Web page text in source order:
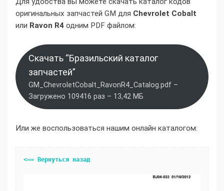
оригинальных запчастей GM для Chevrolet Cobalt
или Ravon R4 одним PDF файлом:
Скачать “Бразильский каталог
запчастей”
GM_ChevroletCobalt_RavonR4_Catalog.pdf –
Загружено 109416 раз – 13,42 МБ
Или же воспользоваться нашим онлайн каталогом:
<== Вернуться назад